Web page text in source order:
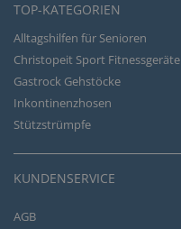
TOP-KATEGORIEN
Alltagshilfen für Senioren
Christopeit Sport Fitnessgeräte
Gastrock Gehstöcke
Inkontinenzhosen
Stützstrümpfe
KUNDENSERVICE
AGB